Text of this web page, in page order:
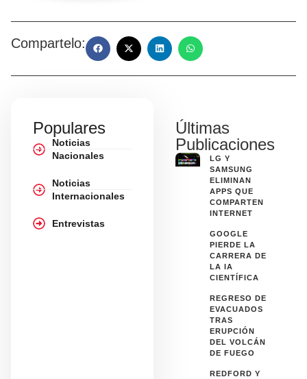
Compartelo:
Populares
Noticias
Nacionales
Noticias
Internacionales
Entrevistas
Últimas
Publicaciones
LG Y
SAMSUNG
ELIMINAN
APPS QUE
COMPARTEN
INTERNET
GOOGLE
PIERDE LA
CARRERA DE
LA IA
CIENTÍFICA
REGRESO DE
EVACUADOS
TRAS
ERUPCIÓN
DEL VOLCÁN
DE FUEGO
REDFORD Y